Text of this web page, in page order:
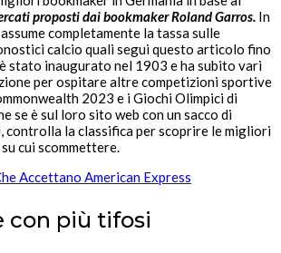
proposti dai bookmaker Roland Garros. In
completamente la tassa sulle
calcio quali segui questo articolo fino
stato inaugurato nel 1903 e ha subito vari
per ospitare altre competizioni sportive
2023 e i Giochi Olimpici di
se è sul loro sito web con un sacco di
controlla la classifica per scoprire le migliori
cui scommettere.
Accettano American Express
con più tifosi